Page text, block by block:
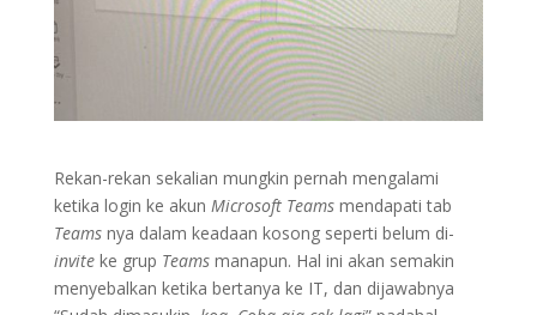
Rekan-rekan sekalian mungkin pernah mengalami
ketika login ke akun Microsoft Teamsmendapati tab
Teamsnya dalam keadaan kosong seperti belum di-
inviteke grup Teamsmanapun. Hal ini akan semakin
menyebalkan ketika bertanya ke IT, dan dijawabnya